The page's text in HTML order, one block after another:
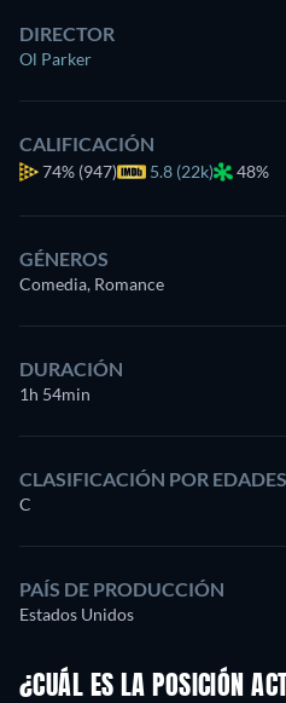
DIRECTOR
Ol Parker
CALIFICACIÓN
74% (947) 5.8 (22k) 48%
GÉNEROS
Comedia, Romance
DURACIÓN
1h 54min
CLASIFICACIÓN POR EDADES
C
PAÍS DE PRODUCCIÓN
Estados Unidos
¿CUÁL ES LA POSICIÓN